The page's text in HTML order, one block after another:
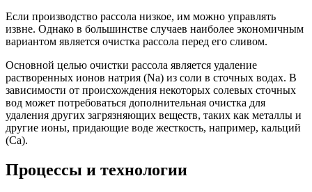
Если производство рассола низкое, им можно управлять
извне. Однако в большинстве случаев наиболее экономичным
вариантом является очистка рассола перед его сливом.
Основной целью очистки рассола является удаление
растворенных ионов натрия (Na) из соли в сточных водах. В
зависимости от происхождения некоторых солевых сточных
вод может потребоваться дополнительная очистка для
удаления других загрязняющих веществ, таких как металлы и
другие ионы, придающие воде жесткость, например, кальций
(Ca).
Процессы и технологии